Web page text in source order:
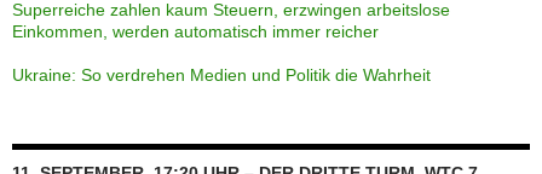
Superreiche zahlen kaum Steuern, erzwingen arbeitslose
Einkommen, werden automatisch immer reicher
Ukraine: So verdrehen Medien und Politik die Wahrheit